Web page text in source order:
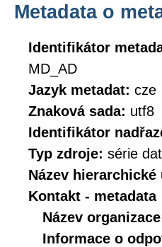
Metadata o
Identifikátor
MD_AD
Jazyk metadat: cze
Znaková sada: utf8
Identifikátor
Typ zdroje: série
Název hierarchické
Kontakt - metadata
Název
Informace o